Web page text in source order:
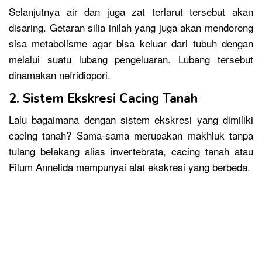
Selanjutnya air dan juga zat terlarut tersebut akan
disaring. Getaran silia inilah yang juga akan mendorong
sisa metabolisme agar bisa keluar dari tubuh dengan
melalui suatu lubang pengeluaran. Lubang tersebut
dinamakan nefridiopori.
2. Sistem Ekskresi Cacing Tanah
Lalu bagaimana dengan sistem ekskresi yang dimiliki
cacing tanah? Sama-sama merupakan makhluk tanpa
tulang belakang alias invertebrata, cacing tanah atau
Filum Annelida mempunyai alat ekskresi yang berbeda.